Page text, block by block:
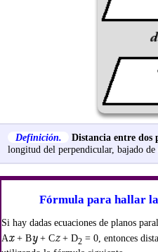
Definición. Distancia entre dos
longitud del perpendicular, bajado de
Fórmula para hallar
Si hay dadas ecuaciones de planos
Ax+ By+ Cz+ D2 = 0, entonces